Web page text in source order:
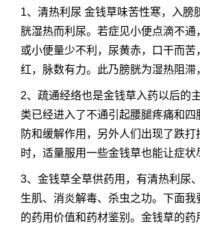
1、清热利尿 金钱草味苦性寒，入膀
胱湿热而利尿。若症见小便点滴不通
或小便量少不利，尿黄赤，口干而苦
红，脉数有力。此乃膀胱为湿热阻滞
2、疏通经络也是金钱草入药以后的
类已经进入了不通引起腰腿疼痛和四
防和缓解作用，另外人们出现了跌
时，适量服用一些金钱草也能让症状
3、金钱草全草供药用，有清热利尿
生肌、消炎解毒、杀虫之功。下面我
的药用价值和药材鉴别。金钱草的药